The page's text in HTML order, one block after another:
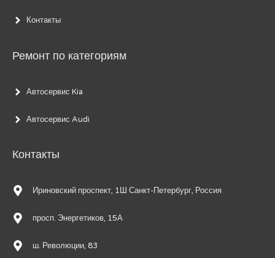
Контакты
Ремонт по категориям
Автосервис Kia
Автосервис Audi
Контакты
Ириновский проспект, 1Ш Санкт-Петербург, Россия
просп. Энергетиков, 15А
ш. Революции, 83